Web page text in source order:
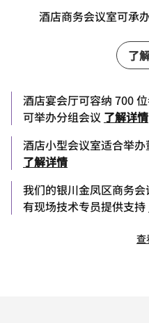
酒店商务会议室可承
了
酒店宴会厅可容纳 700
可举办分组会议 了解详情
酒店小型会议室适合举
了解详情
我们的银川金凤区商务
有现场技术专员提供支持
查